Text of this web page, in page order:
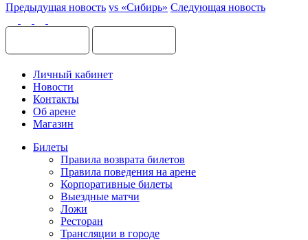
Предыдущая новость vs «Сибирь» Следующая новость
Личный кабинет
Новости
Контакты
Об арене
Магазин
Билеты
Правила возврата билетов
Правила поведения на арене
Корпоративные билеты
Выездные матчи
Ложи
Ресторан
Трансляции в городе